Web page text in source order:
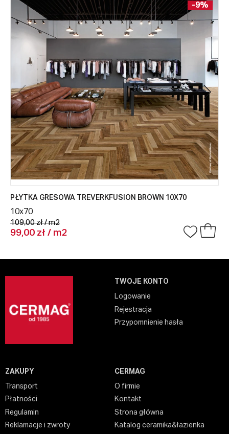
PŁYTKA GRESOWA TREVERKFUSION BROWN 10X70
10x70
109,00 zł / m2
99,00 zł / m2
-9%
TWOJE KONTO
Logowanie
Rejestracja
Przypomnienie hasła
ZAKUPY
Transport
Płatności
Regulamin
Reklamacje i zwroty
CERMAG
O firmie
Kontakt
Strona główna
Katalog ceramika&łazienka